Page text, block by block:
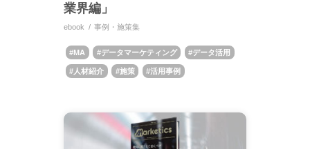
業界編」
ebook 事例・施策集
MA データマーケティング データ活用
人材紹介 施策 活用事例